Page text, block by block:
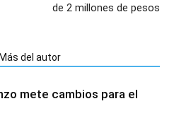
de 2 millones de pesos
Más del autor
mete cambios para el